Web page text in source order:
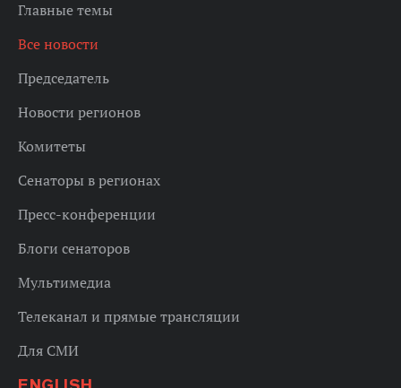
Главные темы
Все новости
Председатель
Новости регионов
Комитеты
Сенаторы в регионах
Пресс-конференции
Блоги сенаторов
Мультимедиа
Телеканал и прямые трансляции
Для СМИ